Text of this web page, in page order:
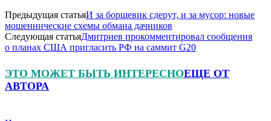
Предыдущая статьяИ за борщевик сдерут, и за мусор: новые
мошеннические схемы обмана дачников
Следующая статьяДмитриев прокомментировал сообщения
о планах США пригласить РФ на саммит G20
ЭТО МОЖЕТ БЫТЬ ИНТЕРЕСНОЕЩЕ ОТ
АВТОРА